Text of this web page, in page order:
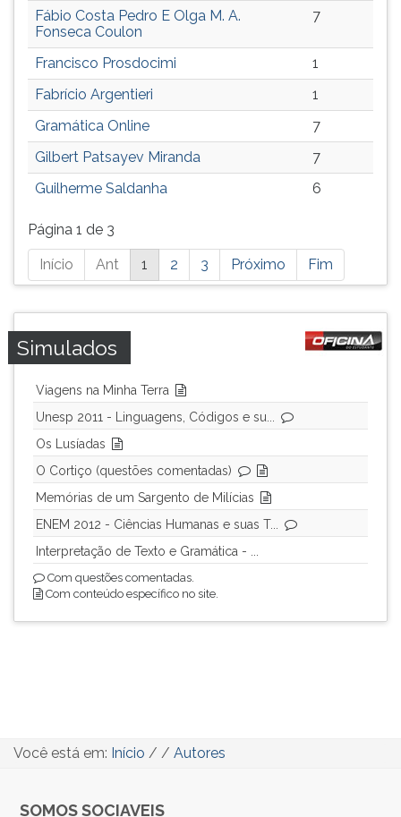
Fábio Costa Pedro E Olga M. A.
Fonseca Coulon
7
Francisco Prosdocimi
1
Fabrício Argentieri
1
Gramática Online
7
Gilbert Patsayev Miranda
7
Guilherme Saldanha
6
Página 1 de 3
Está
página
mais
resultados,
pressione
ENTER
para
ir
próxima
página.
Início Ant 1 2 3 Próximo Fim
Simulados
Viagens na Minha Terra
Unesp 2011 - Linguagens, Códigos e su...
Os Lusíadas
O Cortiço (questões comentadas)
Memórias de um Sargento de Milícias
ENEM 2012 - Ciências Humanas e suas T...
Interpretação de Texto e Gramática - ...
Com questões comentadas.
Com conteúdo específico no site.
Você está em: Início / / Autores
SOMOS SOCIAVEIS